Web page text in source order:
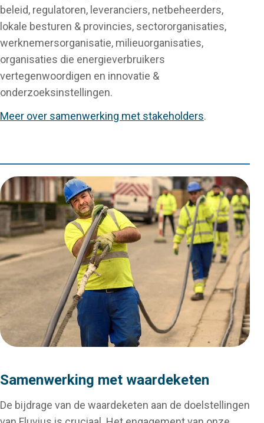
beleid, regulatoren, leveranciers, netbeheerders,
lokale besturen & provincies, sectororganisaties,
werknemersorganisatie, milieuorganisaties,
organisaties die energieverbruikers
vertegenwoordigen en innovatie &
onderzoeksinstellingen.
Meer over samenwerking met stakeholders.
Samenwerking met waardeketen
De bijdrage van de waardeketen aan de doelstellingen